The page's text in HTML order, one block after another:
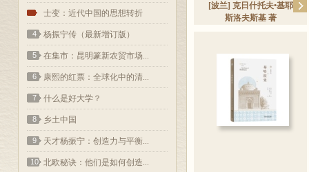
3 士变：近代中国的思想转折
4 杨振宁传（最新增订版）
5 在集市：昆明篆新农贸市场...
6 康熙的红票：全球化中的清...
7 什么是好大学？
8 乡土中国
9 天才杨振宁：创造力与平衡...
10 北欧秘诀：他们是如何创造...
[波兰] 克日什托夫•基耶
斯洛夫斯基著